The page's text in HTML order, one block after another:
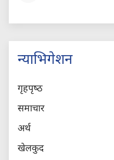
न्याभिगेशन
गृहपृष्‍ठ
समाचार
अर्थ
खेलकुद